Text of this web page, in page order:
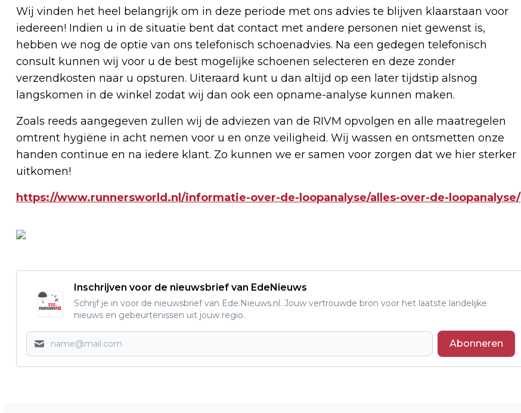
Wij vinden het heel belangrijk om in deze periode met ons advies te blijven klaarstaan voor
iedereen! Indien u in de situatie bent dat contact met andere personen niet gewenst is,
hebben we nog de optie van ons telefonisch schoenadvies. Na een gedegen telefonisch
consult kunnen wij voor u de best mogelijke schoenen selecteren en deze zonder
verzendkosten naar u opsturen. Uiteraard kunt u dan altijd op een later tijdstip alsnog
langskomen in de winkel zodat wij dan ook een opname-analyse kunnen maken.
Zoals reeds aangegeven zullen wij de adviezen van de RIVM opvolgen en alle maatregelen
omtrent hygiëne in acht nemen voor u en onze veiligheid. Wij wassen en ontsmetten onze
handen continue en na iedere klant. Zo kunnen we er samen voor zorgen dat we hier sterker
uitkomen!
https://www.runnersworld.nl/informatie-over-de-loopanalyse/alles-over-de-loopanalyse/
Inschrijven voor de nieuwsbrief van EdeNieuws
Schrijf je in voor de nieuwsbrief van Ede.Nieuws.nl. Jouw vertrouwde bron voor het laatste landelijke
nieuws en gebeurtenissen uit jouw regio.
Abonneren